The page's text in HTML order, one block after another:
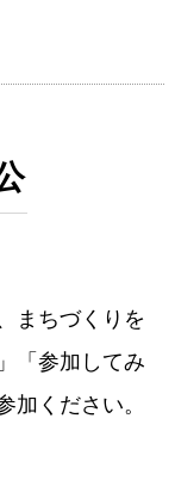
まちづくりを
「参加してみ
加ください。